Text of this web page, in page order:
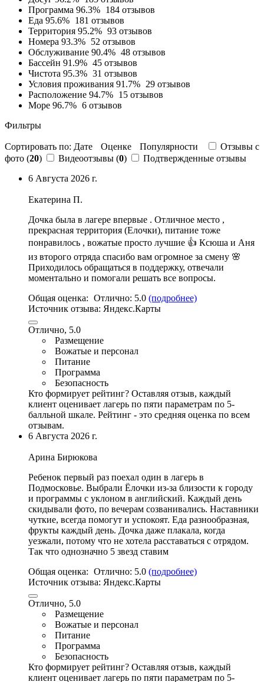
Программа 96.3% 184 отзывов
Еда 95.6% 181 отзывов
Территория 95.2% 93 отзывов
Номера 93.3% 52 отзывов
Обслуживание 90.4% 48 отзывов
Бассейн 91.9% 45 отзывов
Чистота 95.3% 31 отзывов
Условия проживания 91.7% 29 отзывов
Расположение 94.7% 15 отзывов
Море 96.7% 6 отзывов
Фильтры
Сортировать по: Дате Оценке Популярности
Отзывы c
фото (20) Видеоотзывы (0)
Подтвержденные отзывы
6 Августа 2026 г.
Екатерина П.
Дочка была в лагере впервые . Отличное место ,
прекрасная территория (Елочки), питание тоже
понравилось , вожатые просто лучшие 👍 Ксюша и Аня
из второго отряда спасибо вам огромное за смену 🌸
Приходилось обращаться в поддержку, отвечали
моментально и помогали решать все вопросы.
Общая оценка: Отлично: 5.0 (подробнее)
Источник отзыва: Яндекс.Карты
Отлично, 5.0
Размещение
Вожатые и персонал
Питание
Программа
Безопасность
Кто формирует рейтинг? Оставляя отзыв, каждый
клиент оценивает лагерь по пяти параметрам по 5-
балльной шкале. Рейтинг - это средняя оценка по всем
отзывам.
6 Августа 2026 г.
Арина Бирюкова
Ребенок первый раз поехал один в лагерь в
Подмосковье. Выбрали Ёлочки из-за близости к городу
и программы с уклоном в английский. Каждый день
скидывали фото, по вечерам созванивались. Наставники
чуткие, всегда помогут и успокоят. Еда разнообразная,
фрукты каждый день. Дочка даже плакала, когда
уезжали, потому что не хотела расставаться с отрядом.
Так что однозначно 5 звезд ставим
Общая оценка: Отлично: 5.0 (подробнее)
Источник отзыва: Яндекс.Карты
Отлично, 5.0
Размещение
Вожатые и персонал
Питание
Программа
Безопасность
Кто формирует рейтинг? Оставляя отзыв, каждый
клиент оценивает лагерь по пяти параметрам по 5-